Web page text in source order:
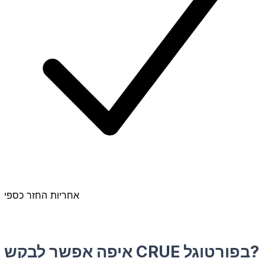
אחריות החזר כספי
איפה אפשר לבקש CRUE בפורטוגל?